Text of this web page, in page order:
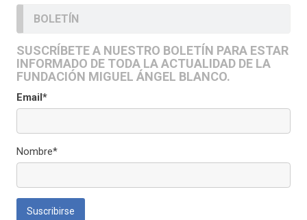
BOLETÍN
SUSCRÍBETE A NUESTRO BOLETÍN PARA ESTAR
INFORMADO DE TODA LA ACTUALIDAD DE LA
FUNDACIÓN MIGUEL ÁNGEL BLANCO.
Email*
Nombre*